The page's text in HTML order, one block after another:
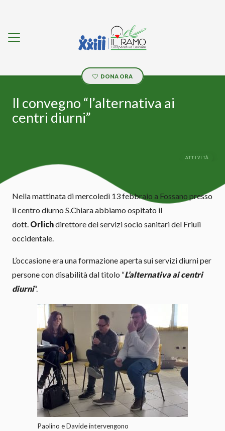
DONA ORA
Il convegno “l’alternativa ai
centri diurni”
ATTIVITÀ
Nella mattinata di mercoledì 13 febbraio a Fossano presso
il centro diurno S.Chiara abbiamo ospitato il
dott. Orlichdirettore dei servizi socio sanitari del Friuli
occidentale.
L’occasione era una formazione aperta sui servizi diurni per
persone con disabilità dal titolo “L’alternativa ai centri
diurni“.
Paolino e Davide intervengono